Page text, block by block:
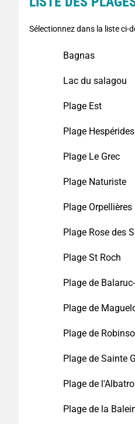
Sélectionnez dans la liste ci-
Bagnas
Lac du salagou
Plage Est
Plage Hespérides
Plage Le Grec
Plage Naturiste
Plage Orpellières
Plage Rose des
Plage St Roch
Plage de
Plage de
Plage de
Plage de Sainte
Plage de
Plage de la